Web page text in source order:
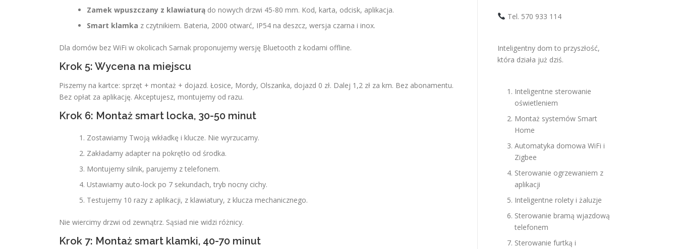
Zamek wpuszczany z klawiaturą do nowych drzwi 45-80 mm. Kod, karta, odcisk, aplikacja.
Smart klamka z czytnikiem. Bateria, 2000 otwarć, IP54 na deszcz, wersja czarna i inox.
Dla domów bez WiFi w okolicach Sarnak proponujemy wersję Bluetooth z kodami offline.
Krok 5: Wycena na miejscu
Piszemy na kartce: sprzęt + montaż + dojazd. Łosice, Mordy, Olszanka, dojazd 0 zł. Dalej 1,2 zł za km. Bez abonamentu.
Bez opłat za aplikację. Akceptujesz, montujemy od razu.
Krok 6: Montaż smart locka, 30-50 minut
Zostawiamy Twoją wkładkę i klucze. Nie wyrzucamy.
Zakładamy adapter na pokrętło od środka.
Montujemy silnik, parujemy z telefonem.
Ustawiamy auto-lock po 7 sekundach, tryb nocny cichy.
Testujemy 10 razy z aplikacji, z klawiatury, z klucza mechanicznego.
Nie wiercimy drzwi od zewnątrz. Sąsiad nie widzi różnicy.
Krok 7: Montaż smart klamki, 40-70 minut
Tel. 570 933 114
Inteligentny dom to przyszłość,
która działa już dziś.
Inteligentne sterowanie
oświetleniem
Montaż systemów Smart
Home
Automatyka domowa WiFi i
Zigbee
Sterowanie ogrzewaniem z
aplikacji
Inteligentne rolety i żaluzje
Sterowanie bramą wjazdową
telefonem
Sterowanie furtką i